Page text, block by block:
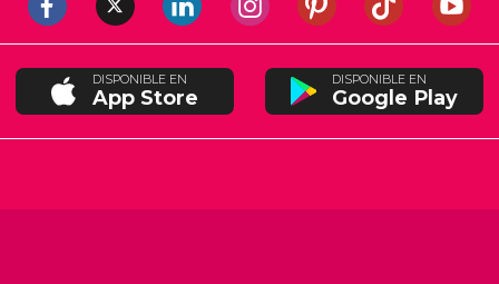
DISPONIBLE EN
App Store
DISPONIBLE EN
Google Play